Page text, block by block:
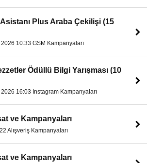
Plus Araba Çekilişi (15
10:33 GSM Kampanyaları
Ödüllü Bilgi Yarışması (10
16:03 Instagram Kampanyaları
ve Kampanyaları
Alışveriş Kampanyaları
ve Kampanyaları